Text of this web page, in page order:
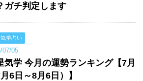
ガチ判定します
学占い
07/05
気学 今月の運勢ランキング【7月
月6日～8月6日）】